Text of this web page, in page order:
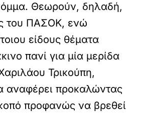
Θεωρούν, δηλαδή,
του ΠΑΣΟΚ, ενώ
είδους θέματα
πανί για μία μερίδα
Τρικούπη,
αναφέρει προκαλώντας
προφανώς να βρεθεί